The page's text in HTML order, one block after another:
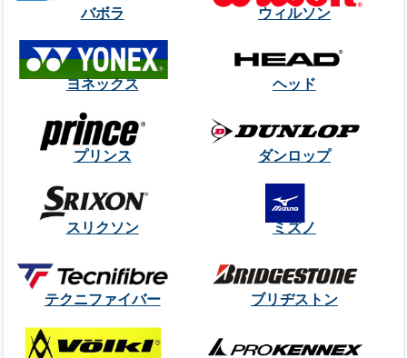
バボラ ウィルソン
ヨネックス ヘッド
プリンス ダンロップ
スリクソン ミズノ
テクニファイバー ブリヂストン